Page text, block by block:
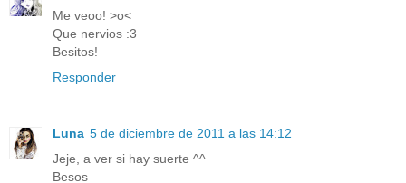
Me veoo! >o<
Que nervios :3
Besitos!
Responder
Luna 5 de diciembre de 2011 a las 14:12
Jeje, a ver si hay suerte ^^
Besos